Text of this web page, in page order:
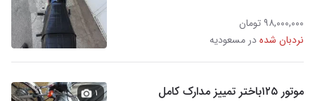
۹۸,۰۰۰,۰۰۰ تومان
نردبان شدهدر مسعودیه
موتور ۱۲۵باختر تمییز مدارک کامل ۱